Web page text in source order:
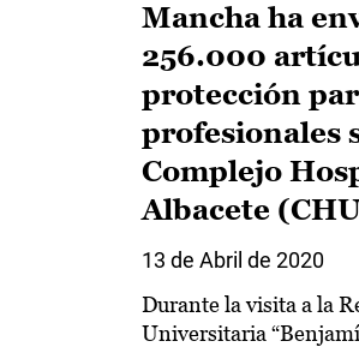
Mancha ha
256.000
protección
profesionales
Complejo
Albacete
13 de Abril de 2020
Durante la visita a la
Universitaria